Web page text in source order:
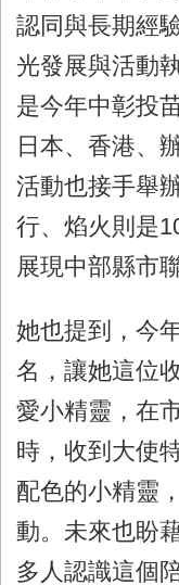
認同與長期經
光發展與活動
是今年中彰投
日本、香港、
活動也接手舉
行、焰火則是
展現中部縣市
她也提到，今
名，讓她這位
愛小精靈，在
時，收到大使
配色的小精靈
動。未來也盼
多人認識這個